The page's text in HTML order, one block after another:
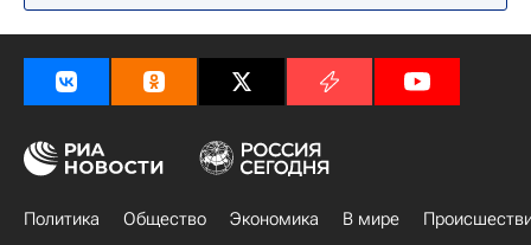
Политика Общество Экономика В мире